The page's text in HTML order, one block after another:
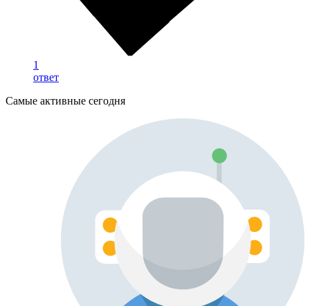
1
ответ
Самые активные сегодня